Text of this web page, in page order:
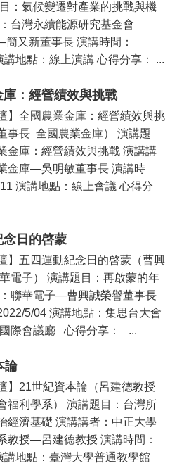
：氣候變遷對產業的挑戰與機
台灣永續能源研究基金會
簡又新董事長 演講時間：
講地點：線上演講 心得分享： ...
：經營績效與挑戰
】全國農業金庫：經營績效與挑
事長 全國農業金庫） 演講題
金庫：經營績效與挑戰 演講講
金庫—吳明敏董事長 演講時
演講地點：線上會議 心得分
日的啓蒙
】五四運動紀念日的啓蒙（曹興
電子） 演講題目：再啟蒙的年
聯華電子—曹興誠榮譽董事長
5/04 演講地點：集思台大會
際會議廳 心得分享： ...
論
】21世紀資本論（呂建德教授
福利學系） 演講題目：台灣所
經濟基礎 演講講者：中正大學
教授—呂建德教授 演講時間：
講地點：臺灣大學普通教學館